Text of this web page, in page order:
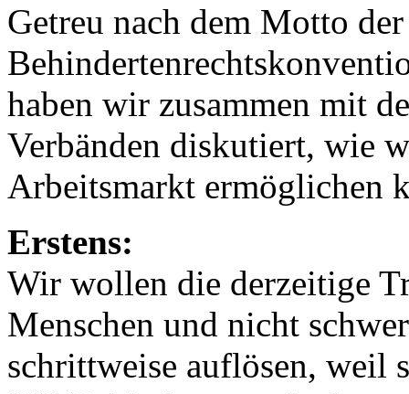
Getreu nach dem Motto
haben wir zusammen mit
Verbänden diskutiert, wie
Arbeitsmarkt ermöglichen
Erstens:
Wir wollen die derzeitige
Menschen und nicht
schrittweise auflösen, weil